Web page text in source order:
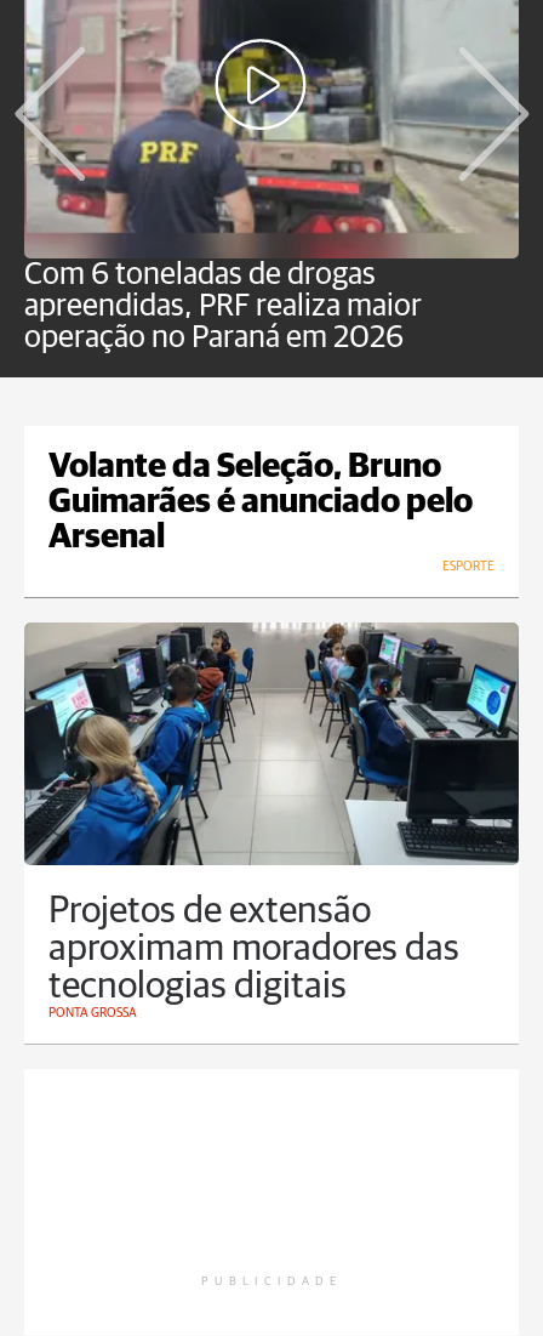
Com 6 toneladas de drogas
apreendidas, PRF realiza maior
operação no Paraná em 2026
Volante da Seleção, Bruno
Guimarães é anunciado pelo
Arsenal
ESPORTE
Projetos de extensão
aproximam moradores das
tecnologias digitais
PONTA GROSSA
PUBLICIDADE